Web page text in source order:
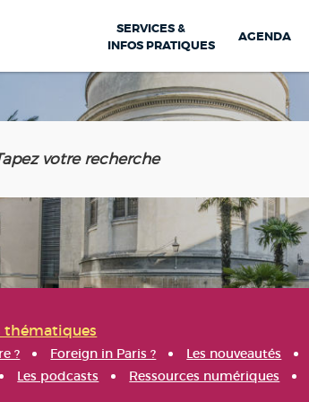
SERVICES &
INFOS PRATIQUES
AGENDA
thématiques
? Foreign in Paris ? Les nouveautés
Les podcasts Ressources numériques